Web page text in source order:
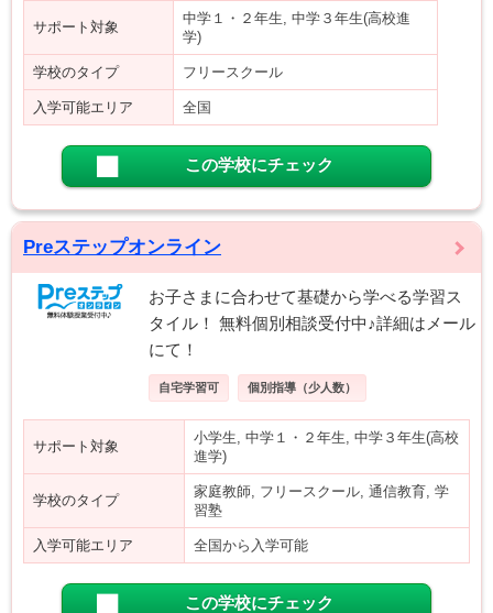
サポート対象
中学１・２年生, 中学３年生(高校進
学)
学校のタイプ フリースクール
入学可能エリア 全国
この学校にチェック
Preステップオンライン
お子さまに合わせて基礎から学べる学習ス
タイル！ 無料個別相談受付中♪詳細はメール
にて！
自宅学習可 個別指導（少人数）
サポート対象
小学生, 中学１・２年生, 中学３年生(高校
進学)
学校のタイプ
家庭教師, フリースクール, 通信教育, 学
習塾
入学可能エリア 全国から入学可能
この学校にチェック